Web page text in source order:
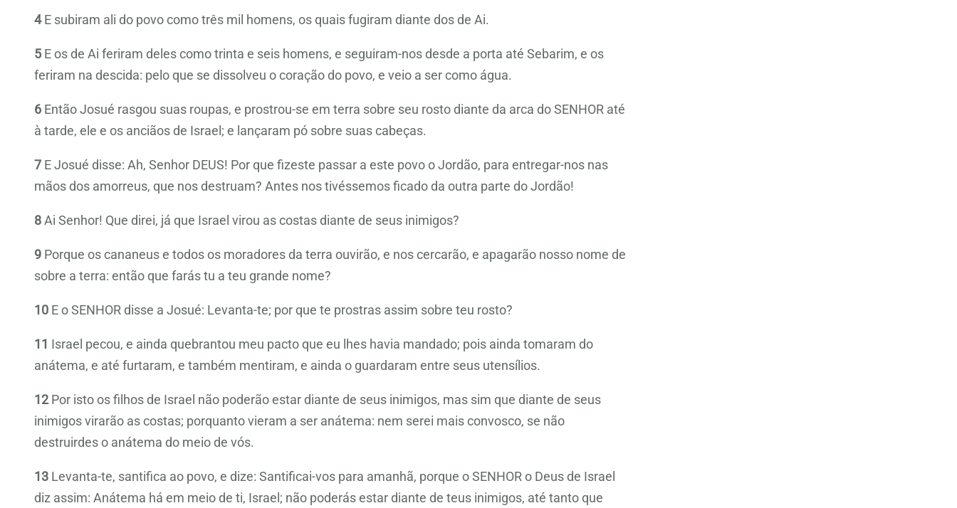
4E subiram ali do povo como três mil homens, os quais fugiram diante dos de Ai.
5 E os de Ai feriram deles como trinta e seis homens, e seguiram-nos desde a porta até Sebarim, e os
feriram na descida: pelo que se dissolveu o coração do povo, e veio a ser como água.
6 Então Josué rasgou suas roupas, e prostrou-se em terra sobre seu rosto diante da arca do SENHOR até
à tarde, ele e os anciãos de Israel; e lançaram pó sobre suas cabeças.
7 E Josué disse: Ah, Senhor DEUS! Por que fizeste passar a este povo o Jordão, para entregar-nos nas
mãos dos amorreus, que nos destruam? Antes nos tivéssemos ficado da outra parte do Jordão!
8Ai Senhor! Que direi, já que Israel virou as costas diante de seus inimigos?
9 Porque os cananeus e todos os moradores da terra ouvirão, e nos cercarão, e apagarão nosso nome de
sobre a terra: então que farás tu a teu grande nome?
10 E o SENHOR disse a Josué: Levanta-te; por que te prostras assim sobre teu rosto?
11 Israel pecou, e ainda quebrantou meu pacto que eu lhes havia mandado; pois ainda tomaram do
anátema, e até furtaram, e também mentiram, e ainda o guardaram entre seus utensílios.
12Por isto os filhos de Israel não poderão estar diante de seus inimigos, mas sim que diante de seus
inimigos virarão as costas; porquanto vieram a ser anátema: nem serei mais convosco, se não
destruirdes o anátema do meio de vós.
13 Levanta-te, santifica ao povo, e dize: Santificai-vos para amanhã, porque o SENHOR o Deus de Israel
diz assim: Anátema há em meio de ti, Israel; não poderás estar diante de teus inimigos, até tanto que